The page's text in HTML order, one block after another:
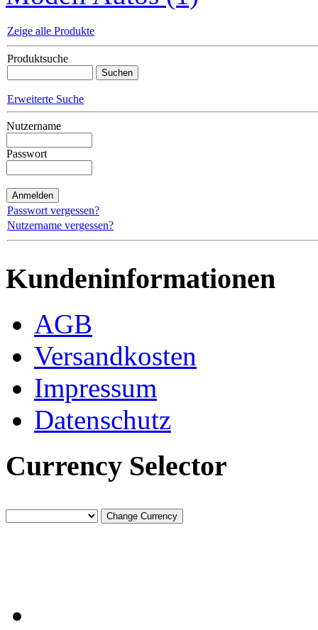
Zeige alle Produkte
Produktsuche
Erweiterte Suche
Nutzername
Passwort
Passwort vergessen?
Nutzername vergessen?
Kundeninformationen
AGB
Versandkosten
Impressum
Datenschutz
Currency Selector